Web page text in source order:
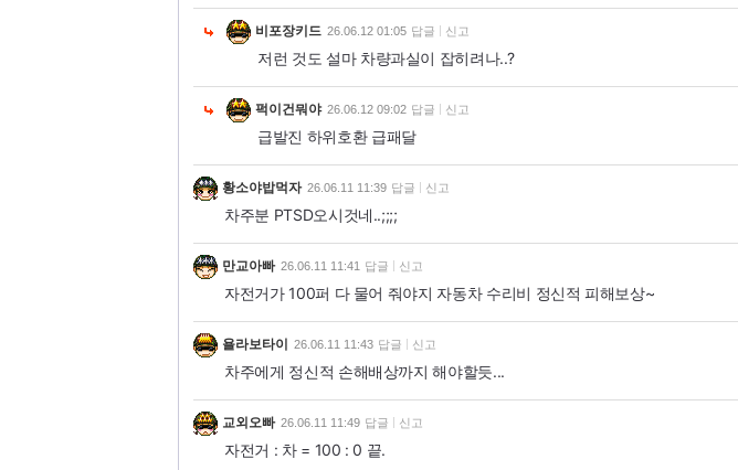
비포장키드 26.06.12 01:05 답글 신고
저런 것도 설마 차량과실이 잡히려나..?
퍽이건뭐야 26.06.12 09:02 답글 신고
급발진 하위호환 급패달
황소야밥먹자 26.06.11 11:39 답글 신고
차주분 PTSD오시것네..;;;;
만교아빠 26.06.11 11:41 답글 신고
자전거가 100퍼 다 물어 줘야지 자동차 수리비 정신적 피해보상~
욜라보타이 26.06.11 11:43 답글 신고
차주에게 정신적 손해배상까지 해야할듯...
교외오빠 26.06.11 11:49 답글 신고
자전거 : 차 = 100 : 0 끝.